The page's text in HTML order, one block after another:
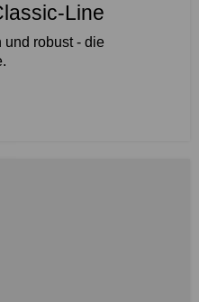
Line
robust - die